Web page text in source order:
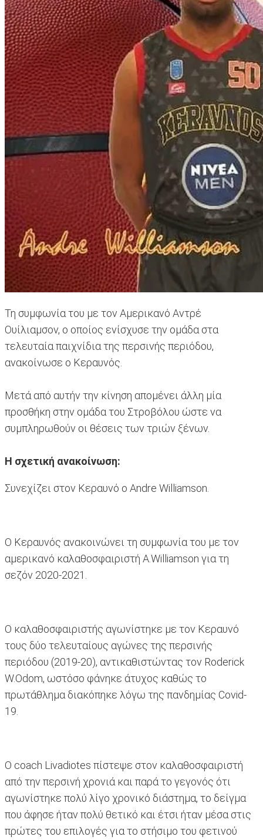
Τη συμφωνία του με τον Αμερικανό Αντρέ
Ουίλιαμσον, ο οποίος ενίσχυσε την ομάδα στα
τελευταία παιχνίδια της περσινής περιόδου,
ανακοίνωσε ο Κεραυνός.
Μετά από αυτήν την κίνηση απομένει άλλη μία
προσθήκη στην ομάδα του Στροβόλου ώστε να
συμπληρωθούν οι θέσεις των τριών ξένων.
Η σχετική ανακοίνωση:
Συνεχίζει στον Κεραυνό ο Andre Williamson.
Ο Κεραυνός ανακοινώνει τη συμφωνία του με τον
αμερικανό καλαθοσφαιριστή Α.Williamson για τη
σεζόν 2020-2021.
Ο καλαθοσφαιριστής αγωνίστηκε με τον Κεραυνό
τους δύο τελευταίους αγώνες της περσινής
περιόδου (2019-20), αντικαθιστώντας τον Roderick
W.Odom, ωστόσο φάνηκε άτυχος καθώς το
πρωτάθλημα διακόπηκε λόγω της πανδημίας Covid-
19.
Ο coach Livadiotes πίστεψε στον καλαθοσφαιριστή
από την περσινή χρονιά και παρά το γεγονός ότι
αγωνίστηκε πολύ λίγο χρονικό διάστημα, το δείγμα
που άφησε ήταν πολύ θετικό και έτσι ήταν μέσα στις
πρώτες του επιλογές για το στήσιμο του φετινού